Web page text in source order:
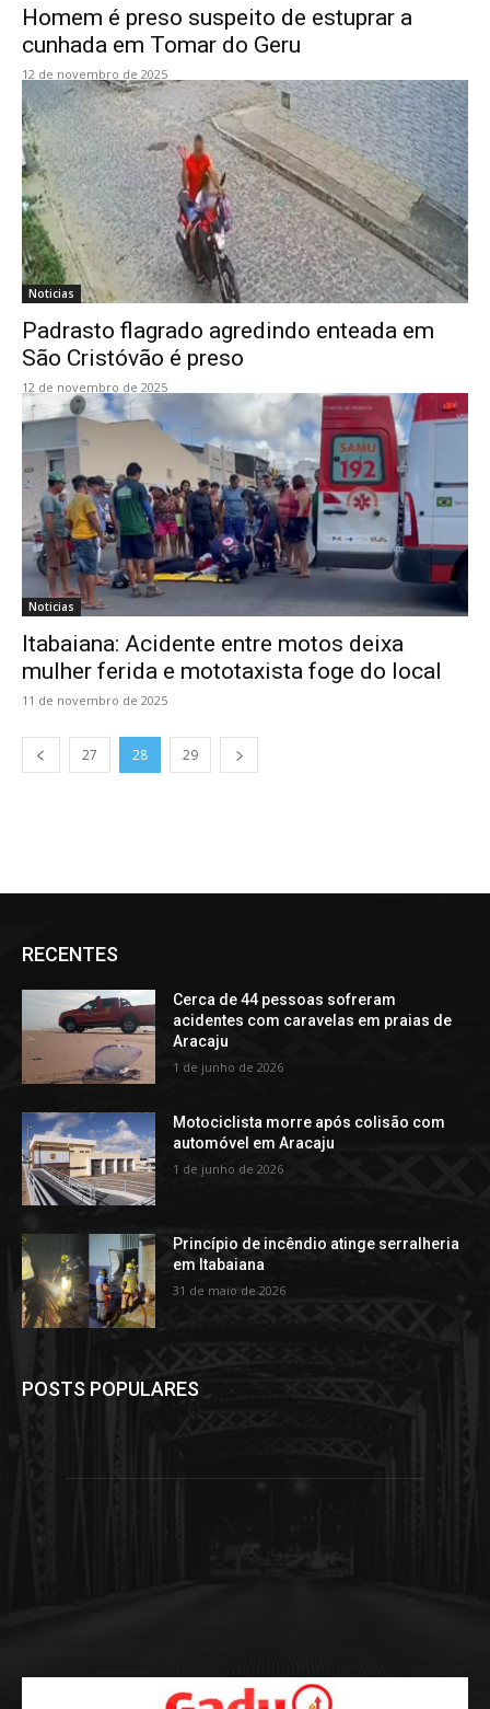
Homem é preso suspeito de estuprar a
cunhada em Tomar do Geru
12 de novembro de 2025
Noticias
Padrasto flagrado agredindo enteada em
São Cristóvão é preso
12 de novembro de 2025
Noticias
Itabaiana: Acidente entre motos deixa
mulher ferida e mototaxista foge do local
11 de novembro de 2025
27 28 29
RECENTES
Cerca de 44 pessoas sofreram
acidentes com caravelas em praias de
Aracaju
1 de junho de 2026
Motociclista morre após colisão com
automóvel em Aracaju
1 de junho de 2026
Princípio de incêndio atinge serralheria
em Itabaiana
31 de maio de 2026
POSTS POPULARES